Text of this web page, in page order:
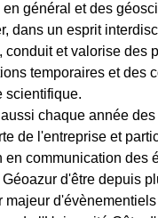
général et des
dans un esprit
conduit et valorise des
temporaires et des
scientifique.
aussi chaque année
de l'entreprise et
en communication des
Géoazur d'être depuis
majeur